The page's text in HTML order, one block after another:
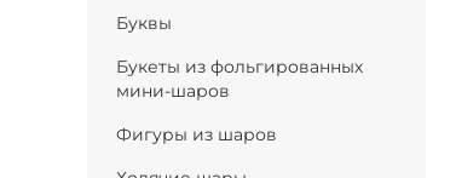
Буквы
Букеты из фольгированных
мини-шаров
Фигуры из шаров